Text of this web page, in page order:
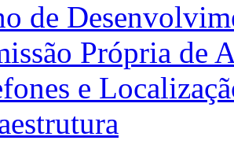
de
Própria de
e